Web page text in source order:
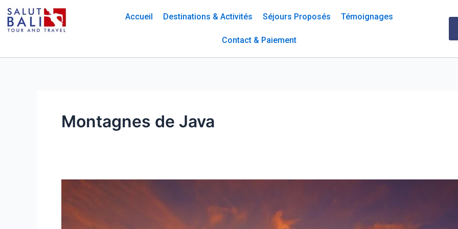
Skip
to
content
Accueil Destinations & Activités Séjours Proposés Témoignages
Contact & Paiement
Montagnes de Java